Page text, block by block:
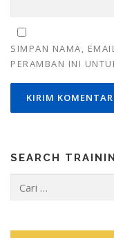
SIMPAN NAMA,
PERAMBAN INI
SEARCH
untuk: